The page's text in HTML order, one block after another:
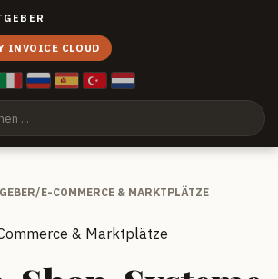
INVOICE CLOUD
/E-COMMERCE & MARKTPLÄTZE
& Marktplätze